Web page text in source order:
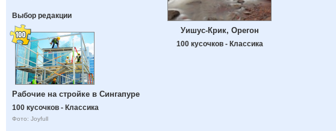
Выбор редакции
Рабочие на стройке в Сингапуре
100 кусочков - Классика
Фото: Joyfull
Уишус-Крик, Орегон
100 кусочков - Классика